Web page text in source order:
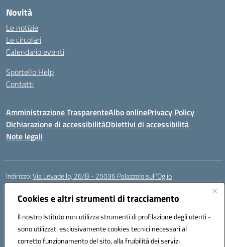
Cookies e altri strumenti di tracciamento
Il nostro Istituto non utilizza strumenti di profilazione degli utenti -
sono utilizzati esclusivamente cookies tecnici necessari al
corretto funzionamento del sito, alla fruibilità dei servizi
Novità
Le notizie
Le circolari
Calendario eventi
Sportello Help
Contatti
Amministrazione TrasparenteAlbo onlinePrivacy Policy
Dichiarazione di accessibilitàObiettivi di accessibilità
Note legali
Indirizzo:Via Levadello, 26/B - 25036 Palazzolo sull'Oglio
Centralino:
Posta elettronica certificata (PEC):bsis01800p@pec.istruzione.it
Codice fiscale: 91011920179
Codice meccanografico:BSIS01800P
Codice Indice delle Pubbliche Amministrazioni (IPA): istsc_bsis01800p